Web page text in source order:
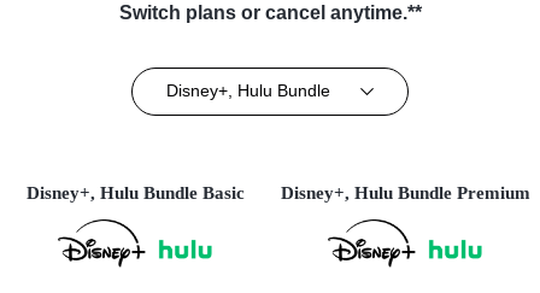
Switch plans or cancel anytime.**
Disney+, Hulu Bundle
Disney+, Hulu Bundle Basic Disney+, Hulu Bundle Premium